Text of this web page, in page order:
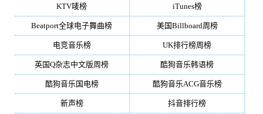
KTV唛榜 iTunes榜
Beatport全球电子舞曲榜 美国Billboard周榜
电竞音乐榜 UK排行榜周榜
英国Q杂志中文版周榜 酷狗音乐韩语榜
酷狗音乐国电榜 酷狗音乐ACG音乐榜
新声榜 抖音排行榜